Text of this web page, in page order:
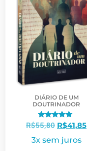
DIÁRIO DE UM
DOUTRINADOR
Avaliação
5.00
de 5
R$55,80 R$41,85
3x sem juros